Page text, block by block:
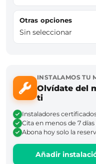
Otras opciones
Sin seleccionar
INSTALAMOS TU
Olvídate del
ti
Instaladores
Cita en menos de 7
Abona hoy solo la
Añadir